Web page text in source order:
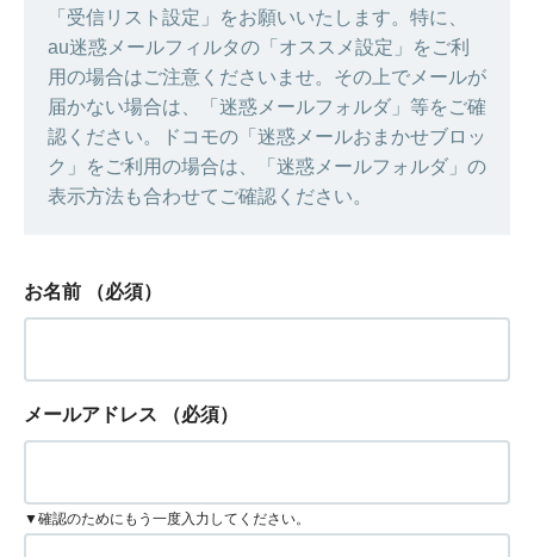
「受信リスト設定」をお願いいたします。特に、
au迷惑メールフィルタの「オススメ設定」をご利
用の場合はご注意くださいませ。その上でメールが
届かない場合は、「迷惑メールフォルダ」等をご確
認ください。ドコモの「迷惑メールおまかせブロッ
ク」をご利用の場合は、「迷惑メールフォルダ」の
表示方法も合わせてご確認ください。
お名前 （必須）
メールアドレス （必須）
▼確認のためにもう一度入力してください。